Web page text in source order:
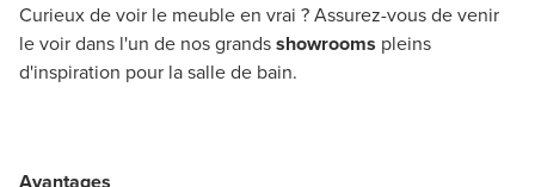
Curieux de voir le meuble en vrai ? Assurez-vous de venir
le voir dans l'un de nos grandsshowrooms pleins
d'inspiration pour la salle de bain.